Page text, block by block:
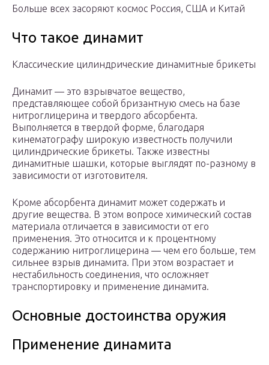
Больше всех засоряют космос Россия, США и Китай
Что такое динамит
Классические цилиндрические динамитные брикеты
Динамит — это взрывчатое вещество,
представляющее собой бризантную смесь на базе
нитроглицерина и твердого абсорбента.
Выполняется в твердой форме, благодаря
кинематографу широкую известность получили
цилиндрические брикеты. Также известны
динамитные шашки, которые выглядят по-разному в
зависимости от изготовителя.
Кроме абсорбента динамит может содержать и
другие вещества. В этом вопросе химический состав
материала отличается в зависимости от его
применения. Это относится и к процентному
содержанию нитроглицерина — чем его больше, тем
сильнее взрыв динамита. При этом возрастает и
нестабильность соединения, что осложняет
транспортировку и применение динамита.
Основные достоинства оружия
Применение динамита